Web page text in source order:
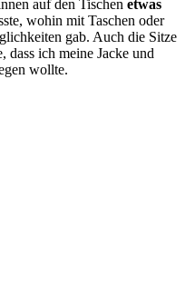
auf den Tischen etwas
wohin mit Taschen oder
gab. Auch die Sitze
dass ich meine Jacke und
wollte.